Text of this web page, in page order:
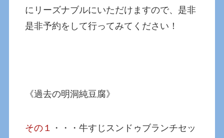
にリーズナブルにいただけますので、是非
是非予約をして行ってみてください！
《過去の明洞純豆腐》
その１ ・・・牛すじスンドゥブランチセッ